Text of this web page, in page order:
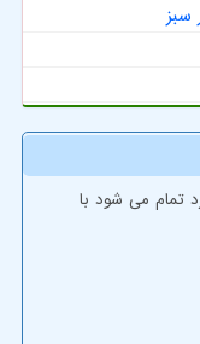
سبز
تمام می شود با